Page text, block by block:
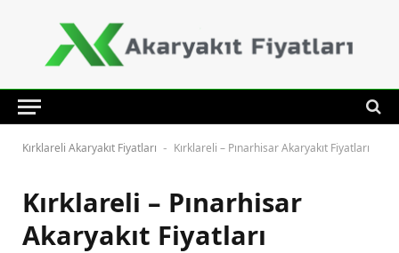
Kırklareli Akaryakıt Fiyatları - Kırklareli – Pınarhisar Akaryakıt Fiyatları
Kırklareli – Pınarhisar
Akaryakıt Fiyatları